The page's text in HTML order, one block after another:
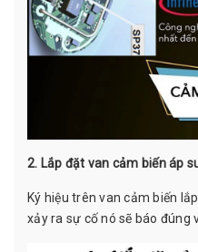
2. Lắp đặt van cảm biến áp
Ký hiệu trên van cảm biến
xảy ra sự cố nó sẽ báo đúng